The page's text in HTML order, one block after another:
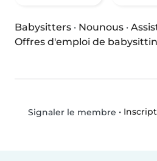
Babysitters · Nounous ·
Offres d'emploi de
Signaler le membre •